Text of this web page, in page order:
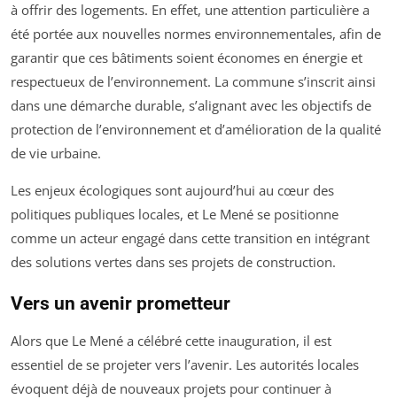
à offrir des logements. En effet, une attention particulière a
été portée aux nouvelles normes environnementales, afin de
garantir que ces bâtiments soient économes en énergie et
respectueux de l’environnement. La commune s’inscrit ainsi
dans une démarche durable, s’alignant avec les objectifs de
protection de l’environnement et d’amélioration de la qualité
de vie urbaine.
Les enjeux écologiques sont aujourd’hui au cœur des
politiques publiques locales, et Le Mené se positionne
comme un acteur engagé dans cette transition en intégrant
des solutions vertes dans ses projets de construction.
Vers un avenir prometteur
Alors que Le Mené a célébré cette inauguration, il est
essentiel de se projeter vers l’avenir. Les autorités locales
évoquent déjà de nouveaux projets pour continuer à